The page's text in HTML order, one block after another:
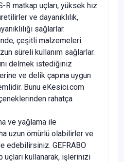
R matkap uçları, yüksek hız
ve dayanıklılık,
sağlarlar.
çeşitli malzemeleri
süreli kullanım sağlarlar.
delmek istediğiniz
ve delik çapına uygun
Bunu eKesici.com
rahatça
ve yağlama ile
uzun ömürlü olabilirler ve
edebilirsiniz. GEFRABO
uçları kullanarak, işlerinizi